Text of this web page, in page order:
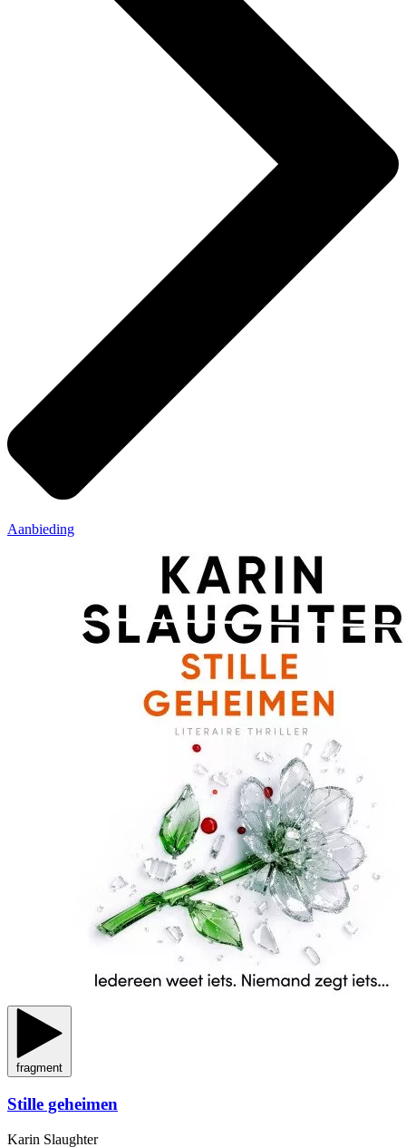
Aanbieding
fragment
Stille geheimen
Karin Slaughter